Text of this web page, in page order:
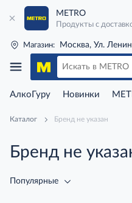
METRO
Продукты с
Магазин: Москва, Ул.
АлкоГуру Новинки
Каталог Бренд не указан
Бренд не
Популярные